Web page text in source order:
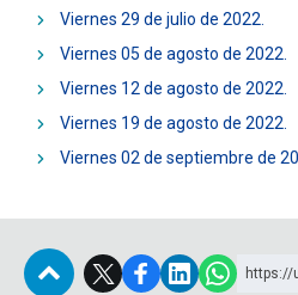
Viernes 29 de julio de 2022.
Viernes 05 de agosto de 2022.
Viernes 12 de agosto de 2022.
Viernes 19 de agosto de 2022.
Viernes 02 de septiembre de
https://